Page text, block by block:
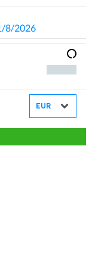
8/2026